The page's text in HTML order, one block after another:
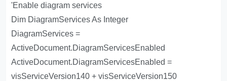
'Enable diagram services
Dim DiagramServices As Integer
DiagramServices =
ActiveDocument.DiagramServicesEnabled
ActiveDocument.DiagramServicesEnabled =
visServiceVersion140 + visServiceVersion150